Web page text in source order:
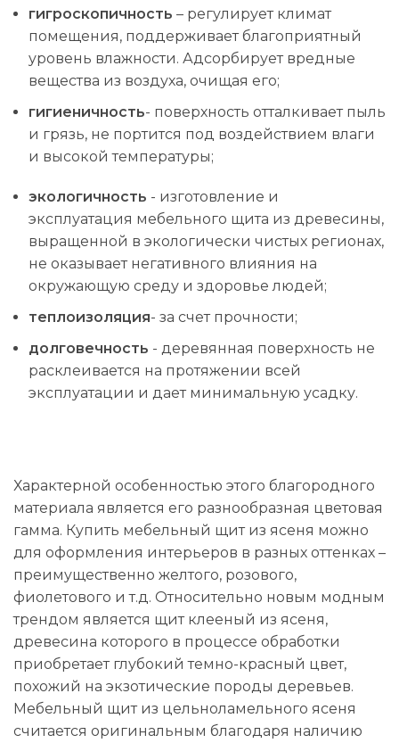
гигроскопичность – регулирует климат
помещения, поддерживает благоприятный
уровень влажности. Адсорбирует вредные
вещества из воздуха, очищая его;
гигиеничность- поверхность отталкивает пыль
и грязь, не портится под воздействием влаги
и высокой температуры;
экологичность - изготовление и
эксплуатация мебельного щита из древесины,
выращенной в экологически чистых регионах,
не оказывает негативного влияния на
окружающую среду и здоровье людей;
теплоизоляция- за счет прочности;
долговечность - деревянная поверхность не
расклеивается на протяжении всей
эксплуатации и дает минимальную усадку.
Характерной особенностью этого благородного
материала является его разнообразная цветовая
гамма. Купить мебельный щит из ясеня можно
для оформления интерьеров в разных оттенках –
преимущественно желтого, розового,
фиолетового и т.д. Относительно новым модным
трендом является щит клееный из ясеня,
древесина которого в процессе обработки
приобретает глубокий темно-красный цвет,
похожий на экзотические породы деревьев.
Мебельный щит из цельноламельного ясеня
считается оригинальным благодаря наличию